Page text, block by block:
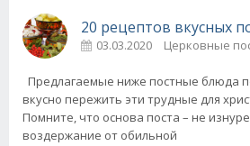
20 рецептов вкусных
03.03.2020
Предлагаемые ниже постные блюда
вкусно пережить эти трудные для
Помните, что основа поста – не
воздержание от обильной